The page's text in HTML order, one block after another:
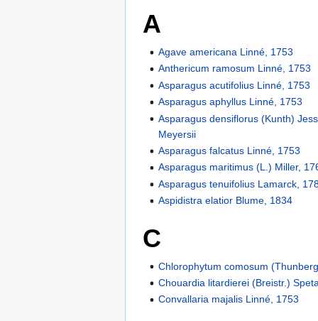
A
Agave americana Linné, 1753
Anthericum ramosum Linné, 1753
Asparagus acutifolius Linné, 1753
Asparagus aphyllus Linné, 1753
Asparagus densiflorus (Kunth)
Meyersii
Asparagus falcatus Linné, 1753
Asparagus maritimus (L.) Miller,
Asparagus tenuifolius Lamarck,
Aspidistra elatior Blume, 1834
C
Chlorophytum comosum
Chouardia litardierei (Breistr.)
Convallaria majalis Linné, 1753